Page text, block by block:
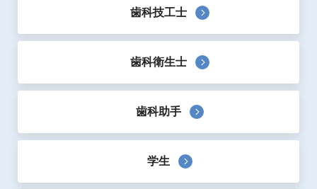
セレクティブエッチングに適したペースト性状ですぐれた
垂れにくいペースト性状で、ピンポイントにエッチングが
可能です。
歯科技工士
歯科衛生士
歯科助手
学生